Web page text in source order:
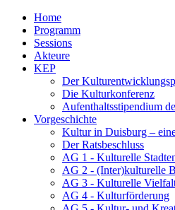
Home
Programm
Sessions
Akteure
KEP
Der
Die Kulturkonferenz
Aufenthaltsstipendium
Vorgeschichte
Kultur in Duisburg –
Der Ratsbeschluss
AG 1 - Kulturelle
AG 2 - (Inter)kulturelle
AG 3 - Kulturelle
AG 4 - Kulturförderung